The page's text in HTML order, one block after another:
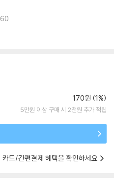
60
170원 (1%)
5만원 이상 구매 시 2천원 추가 적립
카드/간편결제 혜택을 확인하세요